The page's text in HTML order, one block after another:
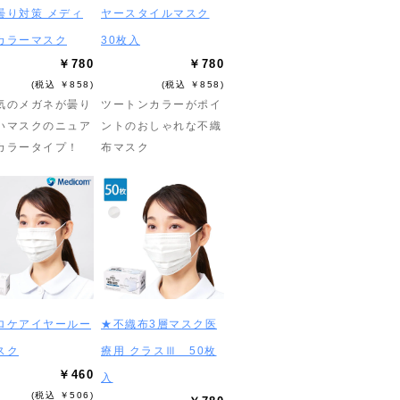
り対策 メディ
ラーマスク
￥780
(税込 ￥858)
のメガネが曇り
マスクのニュア
ラータイプ！
ヤースタイルマスク
30枚入
￥780
(税込 ￥858)
ツートンカラーがポイ
ントのおしゃれな不織
布マスク
アイヤールー
ク
￥460
(税込 ￥506)
★不織布3層マスク医
療用 クラスⅢ 50枚
入